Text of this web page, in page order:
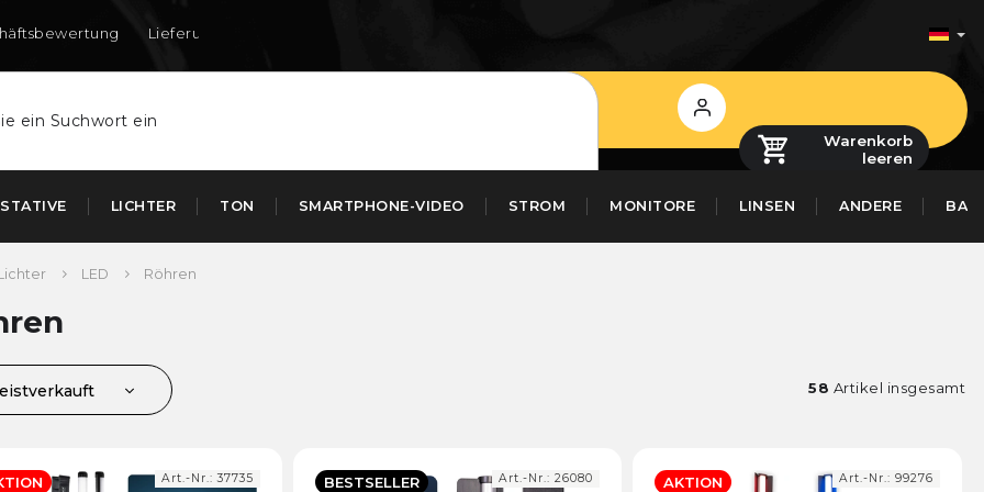
Lieferung nach DE und AT
Login
Warenkorb
leeren
STATIVE LICHTER TON SMARTPHONE-VIDEO STROM MONITORE LINSEN ANDERE
LED Röhren
58 Artikel insgesamt
Art.-Nr.:37735 BESTSELLER Art.-Nr.:26080 AKTION Art.-Nr.: 99276